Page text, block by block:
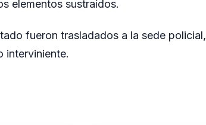
elementos sustraídos.
fueron trasladados a la sede policial,
interviniente.